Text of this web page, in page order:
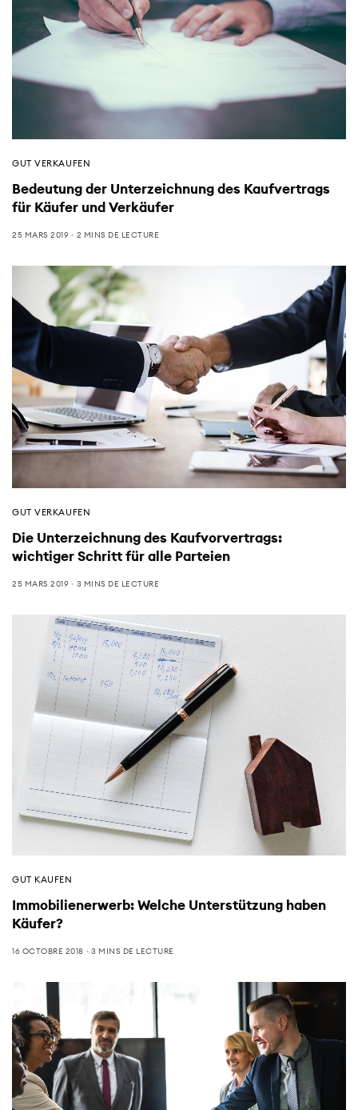
GUT VERKAUFEN
Bedeutung der Unterzeichnung des Kaufvertrags
für Käufer und Verkäufer
25 MARS 2019 2 MINS DE LECTURE
GUT VERKAUFEN
Die Unterzeichnung des Kaufvorvertrags:
wichtiger Schritt für alle Parteien
25 MARS 2019 3 MINS DE LECTURE
GUT KAUFEN
Immobilienerwerb: Welche Unterstützung haben
Käufer?
16 OCTOBRE 2018 3 MINS DE LECTURE